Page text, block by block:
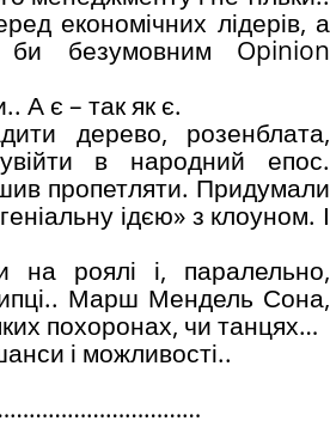
економічних лідерів, а
безумовним Opinion
А є – так як є.
дерево, розенблата,
в народний епос.
пропетляти. Придумали
ідєю» з клоуном. І
на роялі і, паралельно,
Марш Мендель Сона,
похоронах, чи танцях…
і можливості..